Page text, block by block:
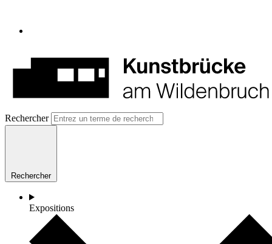
Rechercher
Rechercher
Expositions